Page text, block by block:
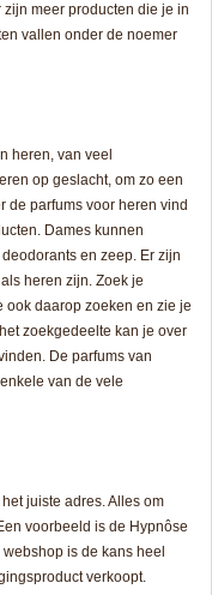
meer producten die je in
vallen onder de noemer
heren, van veel
op geslacht, om zo een
de parfums voor heren vind
Dames kunnen
en zeep. Er zijn
heren zijn. Zoek je
ook daarop zoeken en zie je
zoekgedeelte kan je over
De parfums van
van de vele
juiste adres. Alles om
voorbeeld is de Hypnôse
is de kans heel
verkoopt.